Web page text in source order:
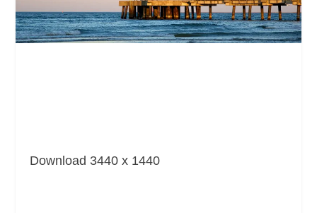
Download 3440 x 1440